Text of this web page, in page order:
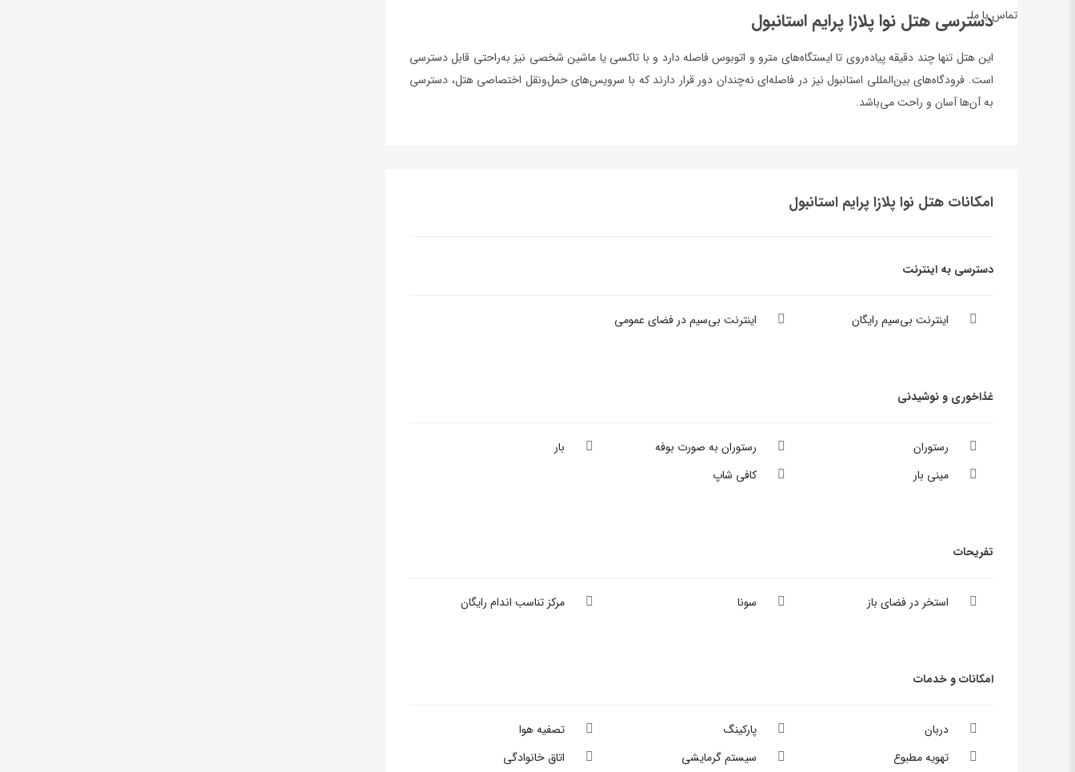
تماس با مادسترسی هتل نوا پلازا پرایم استانبول
این هتل تنها چند دقیقه پیاده‌روی تا ایستگاه‌های مترو و اتوبوس فاصله دارد و با تاکسی یا ماشین شخصی نیز به‌راحتی قابل دسترسی
است. فرودگاه‌های بین‌المللی استانبول نیز در فاصله‌ای نه‌چندان دور قرار دارند که با سرویس‌های حمل‌و‌نقل‌ اختصاصی هتل، دسترسی
به آن‌ها آسان و راحت می‌باشد.
امکانات هتل نوا پلازا پرایم استانبول
دسترسی به اینترنت
اینترنت بی‌سیم رایگان اینترنت بی‌سیم در فضای عمومی
غذاخوری و نوشیدنی
رستوران رستوران به صورت بوفه
بار
مینی بار
کافی شاپ
تفریحات
استخر در فضای باز سونا مرکز تناسب اندام رایگان
امکانات و خدمات
دربان پارکینگ
تصفیه هوا
تهویه مطبوع
سیستم گرمایشی
اتاق خانوادگی